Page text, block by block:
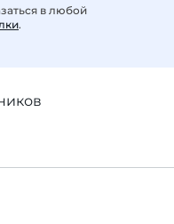
в любой
.